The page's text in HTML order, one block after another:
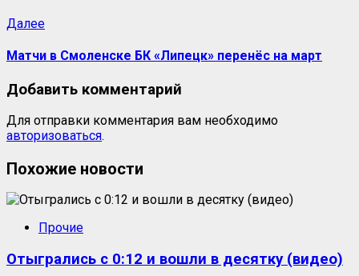
Далее
Матчи в Смоленске БК «Липецк» перенёс на март
Добавить комментарий
Для отправки комментария вам необходимо
авторизоваться.
Похожие новости
Прочие
Отыгрались с 0:12 и вошли в десятку (видео)